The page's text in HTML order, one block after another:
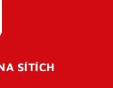
SÍTÍCH